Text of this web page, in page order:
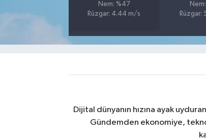
Nem: %47
Rüzgar: 4.44 m/s
Nem:
Rüzgar:
Dijital dünyanın hızına ayak
Gündemden ekonomiye,